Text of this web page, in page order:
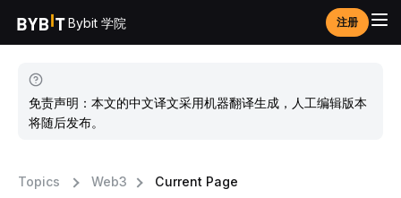
Bybit 学院 注册
免责声明：本文的中文译文采用机器翻译生成，人工编辑版本
将随后发布。
Topics Web3 Current Page